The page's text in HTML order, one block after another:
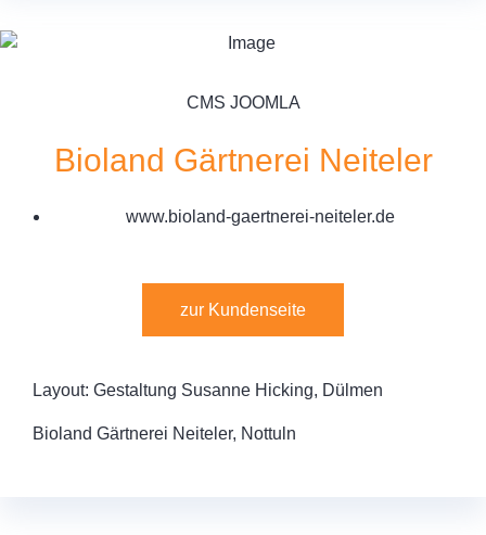
CMS JOOMLA
Bioland Gärtnerei Neiteler
www.bioland-gaertnerei-neiteler.de
zur Kundenseite
Layout: Gestaltung Susanne Hicking, Dülmen
Bioland Gärtnerei Neiteler, Nottuln